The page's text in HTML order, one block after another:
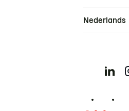
Nederlands